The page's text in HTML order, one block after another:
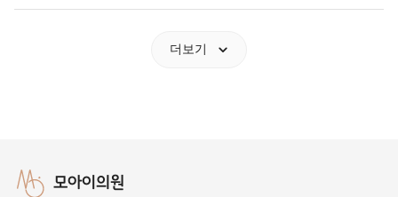
더보기
모아이의원